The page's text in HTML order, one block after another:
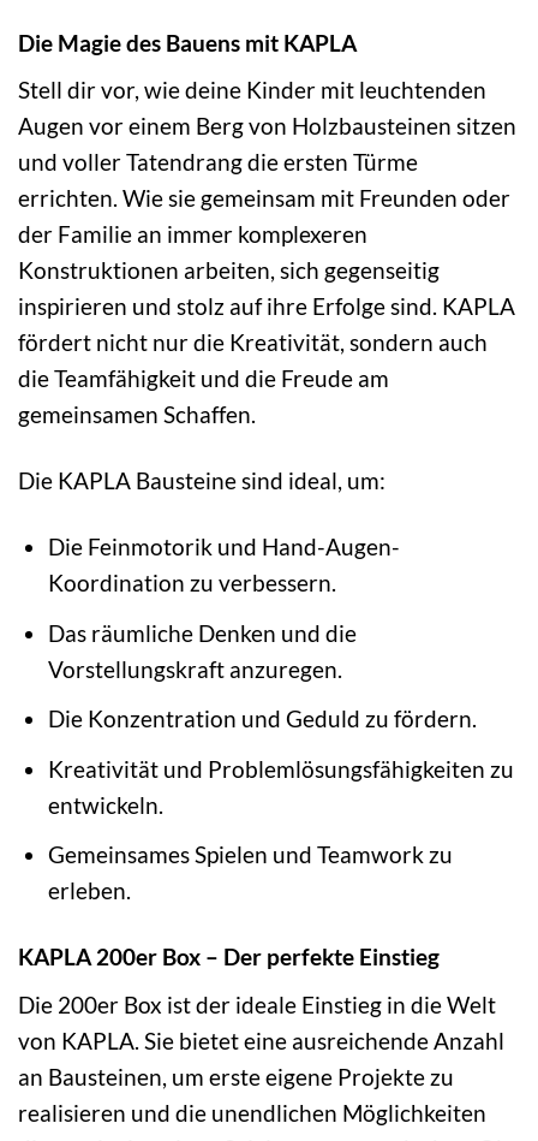
Die Magie des Bauens mit KAPLA
Stell dir vor, wie deine Kinder mit leuchtenden
Augen vor einem Berg von Holzbausteinen sitzen
und voller Tatendrang die ersten Türme
errichten. Wie sie gemeinsam mit Freunden oder
der Familie an immer komplexeren
Konstruktionen arbeiten, sich gegenseitig
inspirieren und stolz auf ihre Erfolge sind. KAPLA
fördert nicht nur die Kreativität, sondern auch
die Teamfähigkeit und die Freude am
gemeinsamen Schaffen.
Die KAPLA Bausteine sind ideal, um:
Die Feinmotorik und Hand-Augen-
Koordination zu verbessern.
Das räumliche Denken und die
Vorstellungskraft anzuregen.
Die Konzentration und Geduld zu fördern.
Kreativität und Problemlösungsfähigkeiten zu
entwickeln.
Gemeinsames Spielen und Teamwork zu
erleben.
KAPLA 200er Box – Der perfekte Einstieg
Die 200er Box ist der ideale Einstieg in die Welt
von KAPLA. Sie bietet eine ausreichende Anzahl
an Bausteinen, um erste eigene Projekte zu
realisieren und die unendlichen Möglichkeiten